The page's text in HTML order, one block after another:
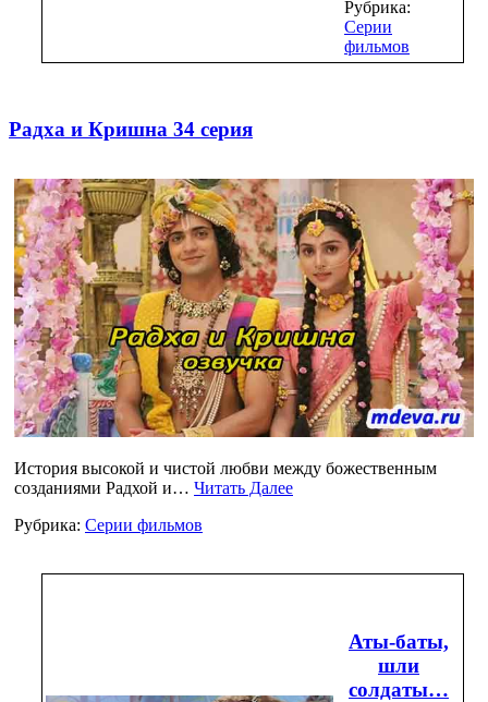
Рубрика:
Серии
фильмов
Радха и Кришна 34 серия
История высокой и чистой любви между божественным
созданиями Радхой и… Читать Далее
Рубрика: Серии фильмов
Аты-баты,
шли
солдаты…